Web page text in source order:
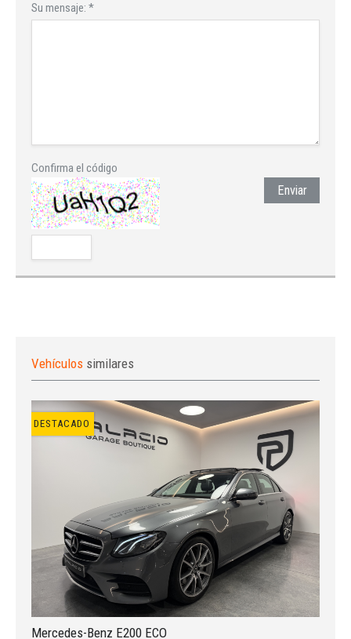
Su mensaje: *
Confirma el código
Enviar
Vehículos similares
DESTACADO
Mercedes-Benz E200 ECO